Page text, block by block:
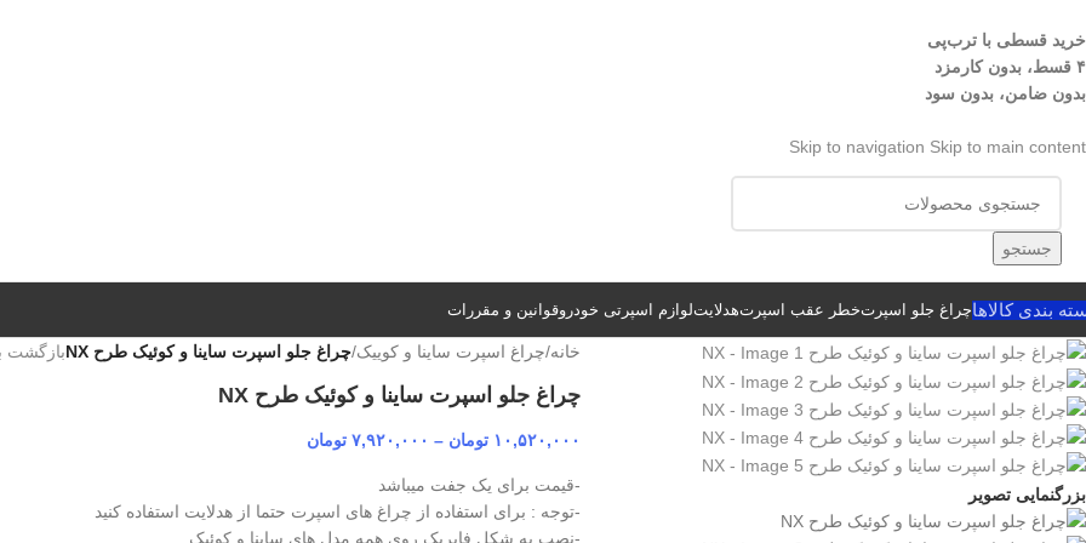
خرید قسطی با ترب‌پی
۴ قسط، بدون کارمزد
بدون ضامن، بدون سود
Skip to navigation Skip to main content
جستجو
بندی کالاهاچراغ جلو اسپرتخطر عقب اسپرتهدلایتلوازم اسپرتی خودروقوانین و مقررات
بزرگنمایی تصویر
خانه/چراغ اسپرت ساینا و کوییک/چراغ جلو اسپرت ساینا و کوئیک طرح NX بازگشت
چراغ جلو اسپرت ساینا و کوئیک طرح NX
۱۰,۵۲۰,۰۰۰ تومان – ۷,۹۲۰,۰۰۰ تومان
-قیمت برای یک جفت میباشد
-توجه : برای استفاده از چراغ های اسپرت حتما از هدلایت استفاده کنید
-نصب به شکل فابریک روی همه مدل های ساینا و کوئیک